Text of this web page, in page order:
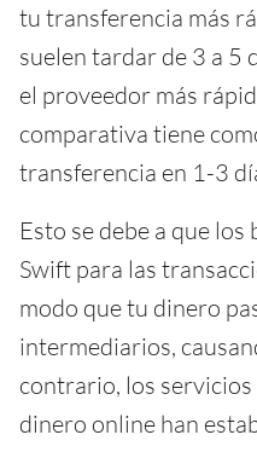
tu transferencia más
suelen tardar de 3 a 5
el proveedor más
comparativa tiene
transferencia en 1-3
Esto se debe a que
Swift para las
modo que tu dinero
intermediarios,
contrario, los
dinero online han